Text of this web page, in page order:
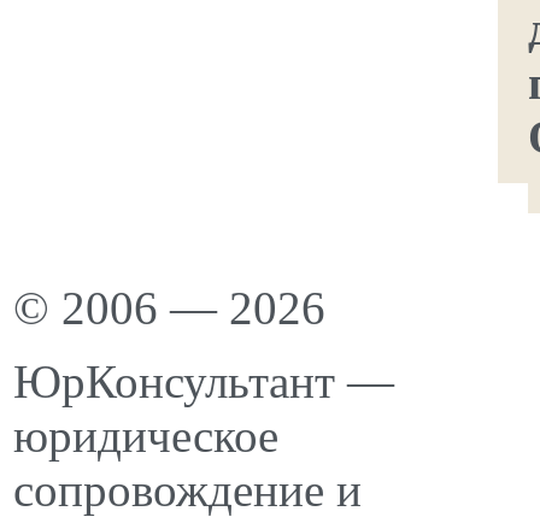
© 2006 — 2026
ЮрКонсультант —
юридическое
сопровождение и